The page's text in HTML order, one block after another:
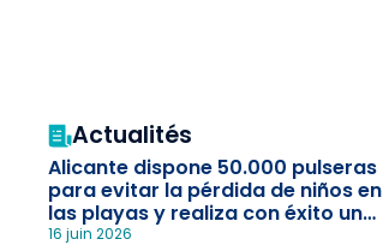
Actualités
Alicante dispone 50.000 pulseras
para evitar la pérdida de niños en
las playas y realiza con éxito un
simulacro de socorrismo
16 juin 2026